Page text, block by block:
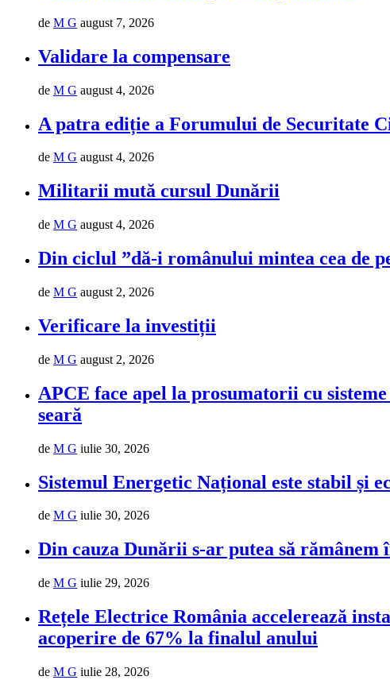
de M G august 7, 2026
Validare la compensare
de M G august 4, 2026
A patra ediție a Forumului de Securitate
de M G august 4, 2026
Militarii mută cursul Dunării
de M G august 4, 2026
Din ciclul ”dă-i românului mintea cea de
de M G august 2, 2026
Verificare la investiții
de M G august 2, 2026
APCE face apel la prosumatorii cu
seară
de M G iulie 30, 2026
Sistemul Energetic Național este stabil și
de M G iulie 30, 2026
Din cauza Dunării s-ar putea să rămânem
de M G iulie 29, 2026
Rețele Electrice România accelerează
acoperire de 67% la finalul anului
de M G iulie 28, 2026